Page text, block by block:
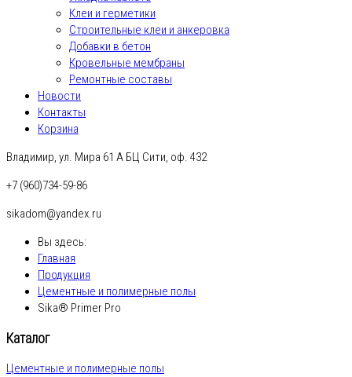
Клеи и герметики
Строительные клеи и анкеровка
Добавки в бетон
Кровельные мембраны
Ремонтные составы
Новости
Контакты
Корзина
Владимир, ул. Мира 61 А БЦ Сити, оф. 432
+7 (960)734-59-86
sikadom@yandex.ru
Вы здесь:
Главная
Продукция
Цементные и полимерные полы
Sika® Primer Pro
Каталог
Цементные и полимерные полы